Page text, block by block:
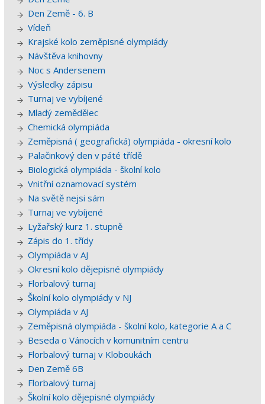
Den Země - 6. B
Vídeň
Krajské kolo zeměpisné olympiády
Návštěva knihovny
Noc s Andersenem
Výsledky zápisu
Turnaj ve vybíjené
Mladý zemědělec
Chemická olympiáda
Zeměpisná ( geografická) olympiáda - okresní kolo
Palačinkový den v páté třídě
Biologická olympiáda - školní kolo
Vnitřní oznamovací systém
Na světě nejsi sám
Turnaj ve vybíjené
Lyžařský kurz 1. stupně
Zápis do 1. třídy
Olympiáda v AJ
Okresní kolo dějepisné olympiády
Florbalový turnaj
Školní kolo olympiády v NJ
Olympiáda v AJ
Zeměpisná olympiáda - školní kolo, kategorie A a C
Beseda o Vánocích v komunitním centru
Florbalový turnaj v Kloboukách
Den Země 6B
Florbalový turnaj
Školní kolo dějepisné olympiády